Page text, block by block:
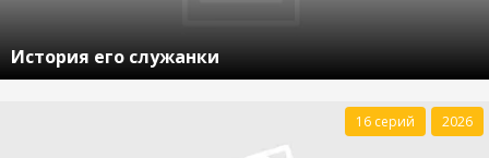
История его служанки
16 серий 2026